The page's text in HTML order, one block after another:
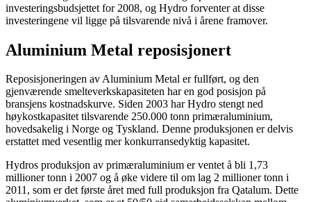
investeringsbudsjettet for 2008, og Hydro forventer at disse
investeringene vil ligge på tilsvarende nivå i årene framover.
Aluminium Metal reposisjonert
Reposisjoneringen av Aluminium Metal er fullført, og den
gjenværende smelteverkskapasiteten har en god posisjon på
bransjens kostnadskurve. Siden 2003 har Hydro stengt ned
høykostkapasitet tilsvarende 250.000 tonn primæraluminium,
hovedsakelig i Norge og Tyskland. Denne produksjonen er delvis
erstattet med vesentlig mer konkurransedyktig kapasitet.
Hydros produksjon av primæraluminium er ventet å bli 1,73
millioner tonn i 2007 og å øke videre til om lag 2 millioner tonn i
2011, som er det første året med full produksjon fra Qatalum. Dette